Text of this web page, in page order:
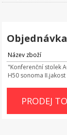
Název zboží
"Konferenční stolek
H50 sonoma II.jakost
PRODEJ